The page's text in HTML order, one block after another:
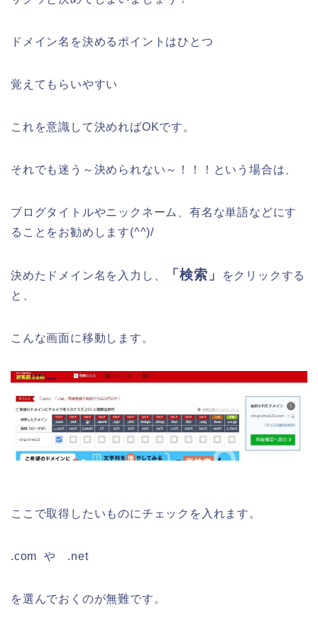
ドメイン名を決めるポイントはひとつ
覚えてもらいやすい
これを意識して決めればOKです。
それでも迷う～決められない～！！！という場合は、
ブログタイトルやニックネーム、有名な単語などにす
ることをお勧めします(^^)/
決めたドメイン名を入力し、 「検索」
をクリックする
と、
こんな画面に移動します。
ここで取得したいものにチェックを入れます。
.com や .net
を選んでおくのが無難です。